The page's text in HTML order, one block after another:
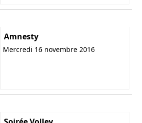
Amnesty
Mercredi 16 novembre 2016